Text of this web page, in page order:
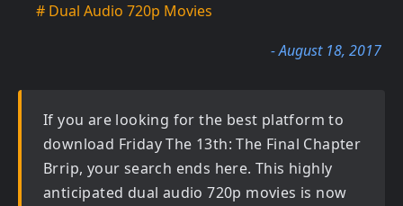
# Dual Audio 720p Movies
- August 18, 2017
If you are looking for the best platform to
download Friday The 13th: The Final Chapter
Brrip, your search ends here. This highly
anticipated dual audio 720p movies is now